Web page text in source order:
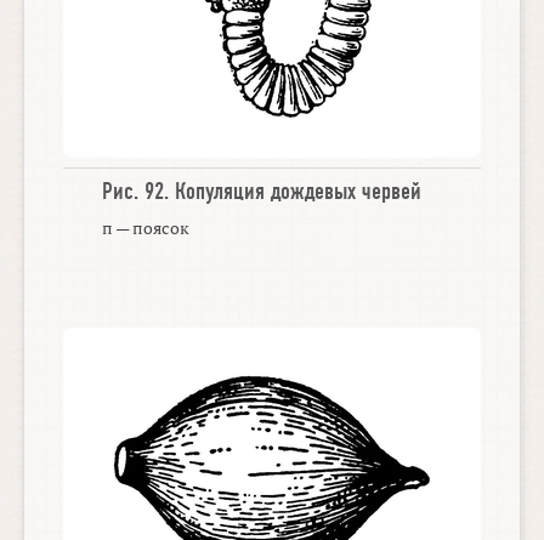
Рис. 92. Копуляция дождевых червей
п — поясок